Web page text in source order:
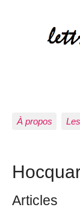
À propos
Articles